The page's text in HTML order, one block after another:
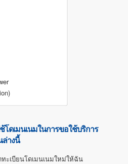
ดเมนเนมในการขอใช้บริการ
ล่างนี้
ะเบียนโดเมนเนมใหม่ให้ฉัน